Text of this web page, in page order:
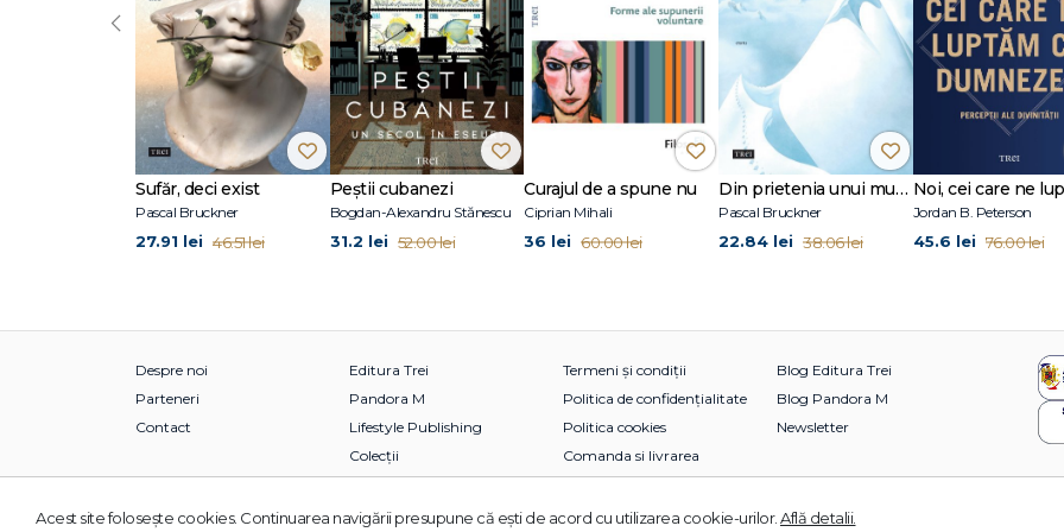
Sufăr, deci exist
Pascal Bruckner
27.91 lei 46.51 lei
Peștii cubanezi
Bogdan-Alexandru Stănescu
31.2 lei 52.00 lei
Curajul de a spune nu
Ciprian Mihali
36 lei 60.00 lei
Din prietenia unui munte
Pascal Bruckner
22.84 lei 38.06 lei
Jordan B. Peterson
45.6 lei 76.00 lei
‹
Despre noi
Parteneri
Contact
Editura Trei
Pandora M
Lifestyle Publishing
Colecții
Termeni și condiții
Politica de confidențialitate
Politica cookies
Comanda si livrarea
Blog Editura Trei
Blog Pandora M
Newsletter
© 2026 Grupul Editorial TREI. Toate drepturile rezervate.
Acest site foloseşte cookies. Continuarea navigării presupune că eşti de acord cu utilizarea cookie-urilor. Află detalii.